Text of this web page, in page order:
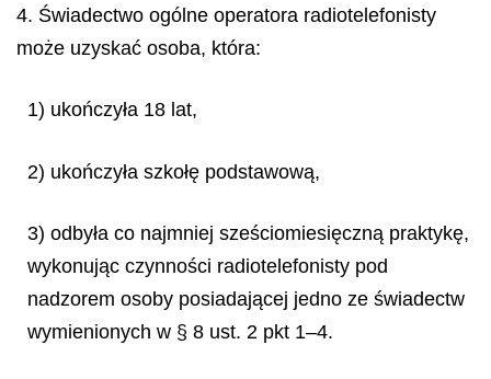
4. Świadectwo ogólne operatora radiotelefonisty
może uzyskać osoba, która:
1) ukończyła 18 lat,
2) ukończyła szkołę podstawową,
3) odbyła co najmniej sześciomiesięczną praktykę,
wykonując czynności radiotelefonisty pod
nadzorem osoby posiadającej jedno ze świadectw
wymienionych w § 8 ust. 2 pkt 1–4.